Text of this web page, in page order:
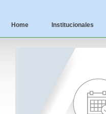
Home Institucionales